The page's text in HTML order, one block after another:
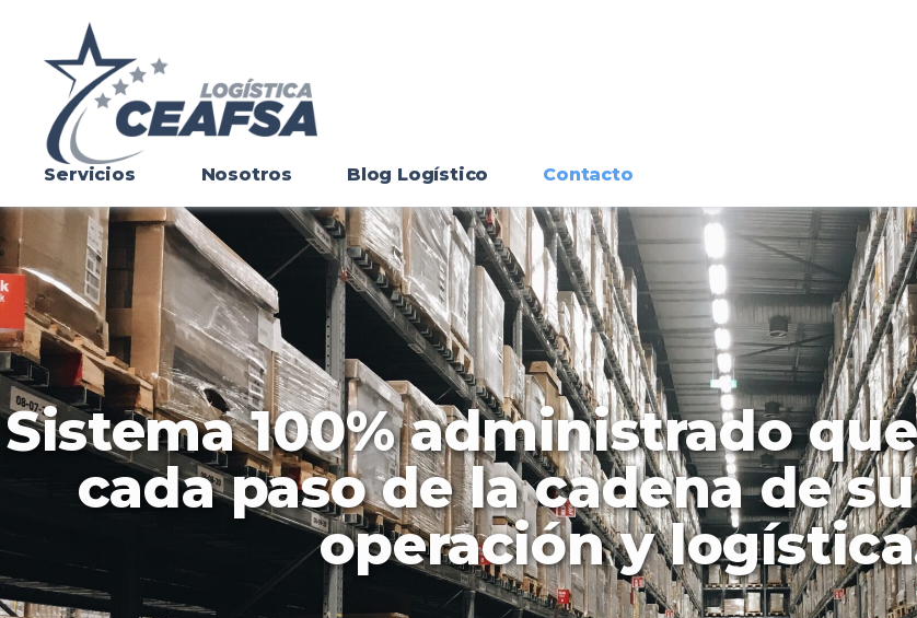
Servicios Nosotros Blog Logístico Contacto
Sistema 100% administrado
cada paso de la cadena de
operación y